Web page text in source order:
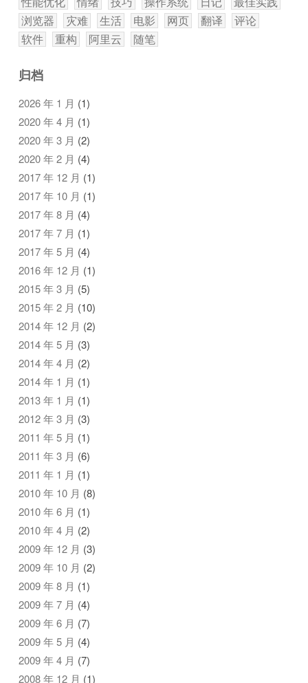
浏览器
灾难 生活 电影 网页 翻译
评论
软件
重构 阿里云 随笔
归档
2026 年 1 月 (1)
2020 年 4 月 (1)
2020 年 3 月 (2)
2020 年 2 月 (4)
2017 年 12 月 (1)
2017 年 10 月 (1)
2017 年 8 月 (4)
2017 年 7 月 (1)
2017 年 5 月 (4)
2016 年 12 月 (1)
2015 年 3 月 (5)
2015 年 2 月 (10)
2014 年 12 月 (2)
2014 年 5 月 (3)
2014 年 4 月 (2)
2014 年 1 月 (1)
2013 年 1 月 (1)
2012 年 3 月 (3)
2011 年 5 月 (1)
2011 年 3 月 (6)
2011 年 1 月 (1)
2010 年 10 月 (8)
2010 年 6 月 (1)
2010 年 4 月 (2)
2009 年 12 月 (3)
2009 年 10 月 (2)
2009 年 8 月 (1)
2009 年 7 月 (4)
2009 年 6 月 (7)
2009 年 5 月 (4)
2009 年 4 月 (7)
2008 年 12 月 (1)